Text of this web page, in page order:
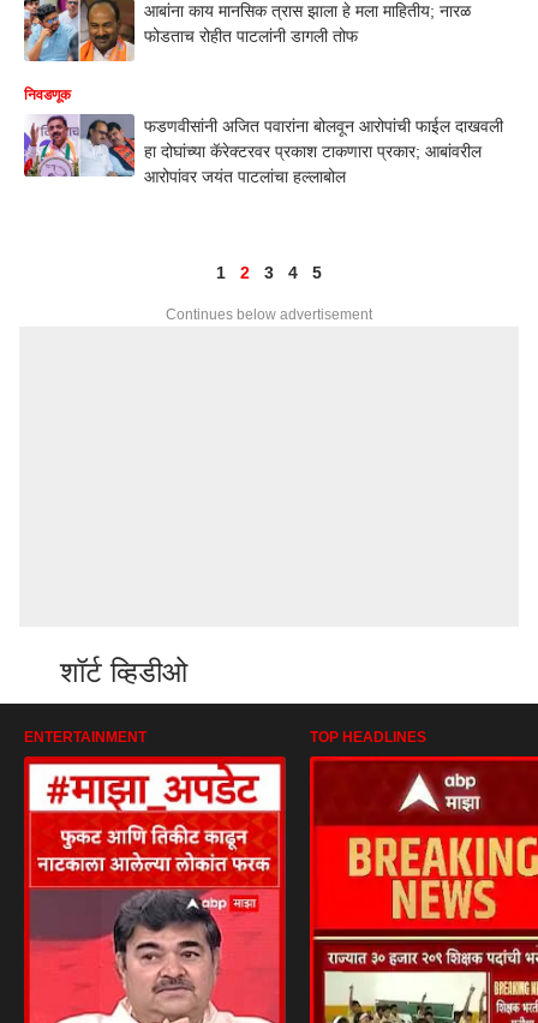
आबांना काय मानसिक त्रास झाला हे मला माहितीय; नारळ
फोडताच रोहीत पाटलांनी डागली तोफ
निवडणूक
फडणवीसांनी अजित पवारांना बोलवून आरोपांची फाईल दाखवली
हा दोघांच्या कॅरेक्टरवर प्रकाश टाकणारा प्रकार; आबांवरील
आरोपांवर जयंत पाटलांचा हल्लाबोल
1 2 3 4 5
Continues below advertisement
शॉर्ट व्हिडीओ
ENTERTAINMENT TOP HEADLINES